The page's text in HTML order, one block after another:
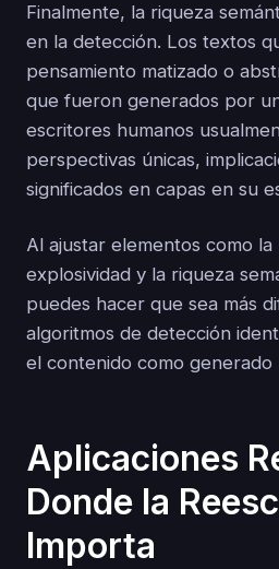
Finalmente, la riqueza
en la detección. Los textos
pensamiento matizado o
que fueron generados por
escritores humanos
perspectivas únicas,
significados en capas en su
Al ajustar elementos como
explosividad y la riqueza
puedes hacer que sea más
algoritmos de detección
el contenido como generado
Aplicaciones
Donde la
Importa